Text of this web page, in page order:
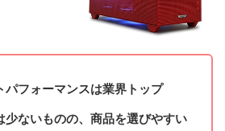
パフォーマンスは業界トップ
少ないものの、商品を選びやすい